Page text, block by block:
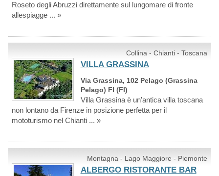
Roseto degli Abruzzi direttamente sul lungomare di fronte
allespiagge ... »
Collina - Chianti - Toscana
VILLA GRASSINA
Via Grassina, 102 Pelago (Grassina
Pelago) FI (FI)
Villa Grassina è un'antica villa toscana
non lontano da Firenze in posizione perfetta per il
mototurismo nel Chianti ... »
Montagna - Lago Maggiore - Piemonte
ALBERGO RISTORANTE BAR